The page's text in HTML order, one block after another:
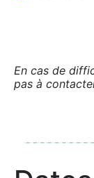
En cas de
pas à